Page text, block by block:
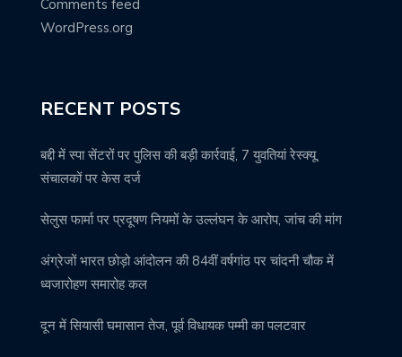
Comments feed
WordPress.org
RECENT POSTS
बद्दी में स्पा सेंटरों पर पुलिस की बड़ी कार्रवाई, 7 युवतियां रेस्क्यू,
संचालकों पर केस दर्ज
सेलुस फार्मा पर प्रदूषण नियमों के उल्लंघन के आरोप, जांच की मांग
अंग्रेजों भारत छोड़ो आंदोलन की 84वीं वर्षगांठ पर चांदनी चौक में
ध्वजारोहण समारोह कल
दून में सियासी घमासान तेज, पूर्व विधायक पम्मी का पलटवार